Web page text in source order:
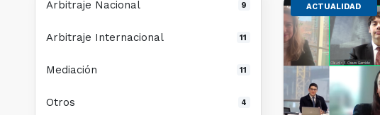
ACTUALIDAD
Arbitraje Nacional 9
Arbitraje Internacional 11
Mediación 11
Otros 4